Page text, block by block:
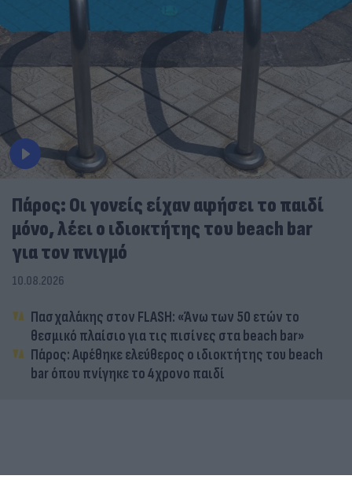
Πάρος: Οι γονείς είχαν αφήσει το παιδί
μόνο, λέει ο ιδιοκτήτης του beach bar
για τον πνιγμό
10.08.2026
Πασχαλάκης στον FLASH: «Άνω των 50 ετών το
θεσμικό πλαίσιο για τις πισίνες στα beach bar»
Πάρος: Αφέθηκε ελεύθερος ο ιδιοκτήτης του beach
bar όπου πνίγηκε το 4χρονο παιδί